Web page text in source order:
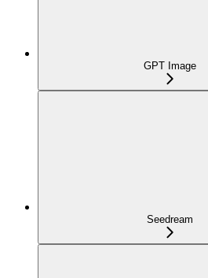
GPT Image
Seedream